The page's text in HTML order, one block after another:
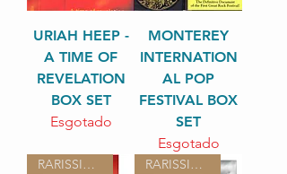
URIAH HEEP -
A TIME OF
REVELATION
BOX SET
Esgotado
MONTEREY
INTERNATION
AL POP
FESTIVAL BOX
SET
Esgotado
RARISSIMO RARISSIMO